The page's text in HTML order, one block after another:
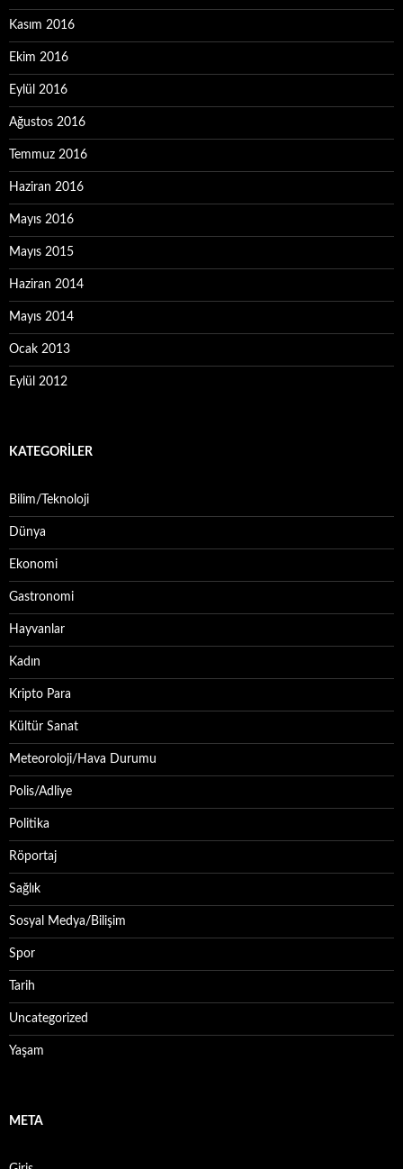
Kasım 2016
Ekim 2016
Eylül 2016
Ağustos 2016
Temmuz 2016
Haziran 2016
Mayıs 2016
Mayıs 2015
Haziran 2014
Mayıs 2014
Ocak 2013
Eylül 2012
KATEGORILER
Bilim/Teknoloji
Dünya
Ekonomi
Gastronomi
Hayvanlar
Kadın
Kripto Para
Kültür Sanat
Meteoroloji/Hava Durumu
Polis/Adliye
Politika
Röportaj
Sağlık
Sosyal Medya/Bilişim
Spor
Tarih
Uncategorized
Yaşam
META